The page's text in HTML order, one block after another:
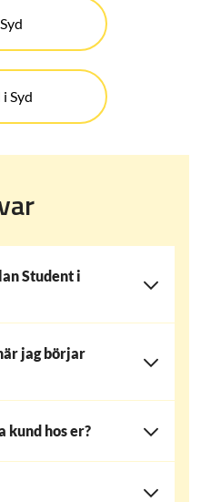
Syd
Student i
jag börjar
kund hos er?